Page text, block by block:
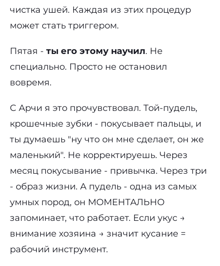
чистка ушей. Каждая из этих процедур
может стать триггером.
Пятая - ты его этому научил. Не
специально. Просто не остановил
вовремя.
С Арчи я это прочувствовал. Той-пудель,
крошечные зубки - покусывает пальцы, и
ты думаешь "ну что он мне сделает, он же
маленький". Не корректируешь. Через
месяц покусывание - привычка. Через три
- образ жизни. А пудель - одна из самых
умных пород, он МОМЕНТАЛЬНО
запоминает, что работает. Если укус →
внимание хозяина → значит кусание =
рабочий инструмент.